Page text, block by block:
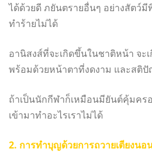
ได้ด้วยดี ภยันตรายอื่นๆ อย่างสัตว์
ทำร้ายไม่ได้
อานิสงส์ที่จะเกิดขึ้นในชาติหน้า จะ
พร้อมด้วยหน้าตาที่งดงาม และสติ
ถ้าเป็นนักกีฬาก็เหมือนมียันต์คุ้มคร
เข้ามาทำอะไรเราไม่ได้
2. การทำบุญด้วยการถวายเตียงนอ